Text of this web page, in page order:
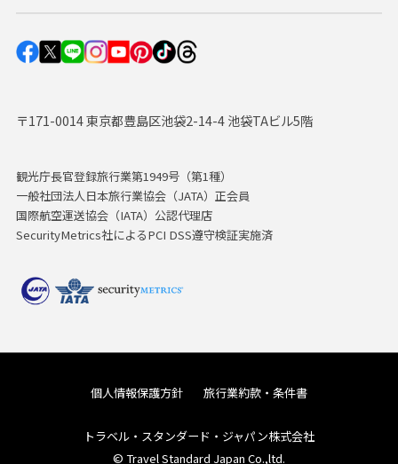
〒171-0014 東京都豊島区池袋2-14-4 池袋TAビル5階
観光庁長官登録旅行業第1949号（第1種）
一般社団法人日本旅行業協会（JATA）正会員
国際航空運送協会（IATA）公認代理店
SecurityMetrics社によるPCI DSS遵守検証実施済
個人情報保護方針 旅行業約款・条件書
トラベル・スタンダード・ジャパン株式会社
© Travel Standard Japan Co.,ltd.